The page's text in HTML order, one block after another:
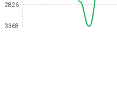
2826
3368